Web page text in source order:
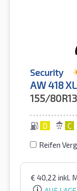
Security
AW 418 XL
155/80R13
D C
Reifen
€ 40,22 inkl.